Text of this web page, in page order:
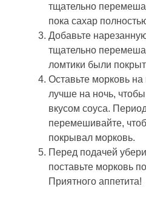
тщательно
пока сахар
Добавьте
тщательно
ломтики были
Оставьте морковь на
лучше на ночь,
вкусом соуса.
перемешивайте,
покрывал морковь.
Перед подачей
поставьте морковь
Приятного аппетита!